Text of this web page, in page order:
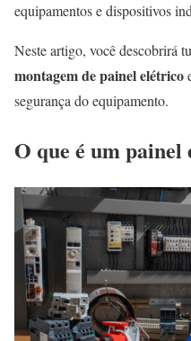
equipamentos e dispositivos
Neste artigo, você descobrirá
montagem de painel elétrico
segurança do equipamento.
O que é um painel